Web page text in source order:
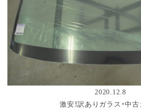
2020.12.8
激安！訳ありガラス・中